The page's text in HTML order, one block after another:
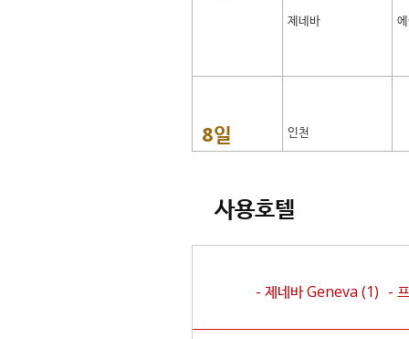
제네바
8일 인천
사용호텔
- 제네바Geneva (1) -